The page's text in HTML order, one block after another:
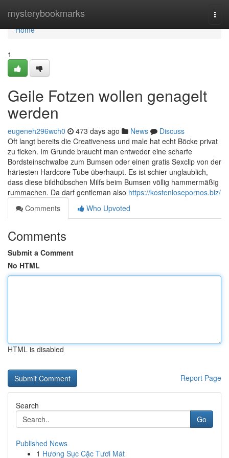
mysterybookmarks
Home
Home
1
Geile Fotzen wollen genagelt
werden
eugeneh296wch0 473 days ago News
Discuss
Oft langt bereits die Creativeness und male hat echt Böcke privat
zu ficken. Im Grunde braucht man entweder eine scharfe
Bordsteinschwalbe zum Bumsen oder einen gratis Sexclip von der
härtesten Hardcore Tube überhaupt. Es ist schier unglaublich,
dass diese bildhübschen Milfs beim Bumsen völlig hammermäßig
rummachen. Da darf gentleman also https://kostenlosepornos.biz/
Comments
Who Upvoted
Comments
Submit a Comment
No HTML
HTML is disabled
Report Page
Search
Go
Published News
1 Hương Sục Cặc Tươi Mát